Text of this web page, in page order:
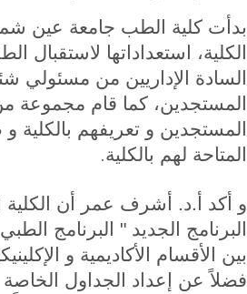
بدأت كلية الطب جامعة عين
السادة الإداريين من مسئولي
المستجدين، كما قام مجموعة
المستجدين و تعريفهم بالكلية
المتاحة لهم بالكلية.
و أكد أ.د. أشرف عمر أن الكلية
البرنامج الجديد " البرنامج
بين الأقسام الأكاديمية و
فضلاً عن إعداد الجداول